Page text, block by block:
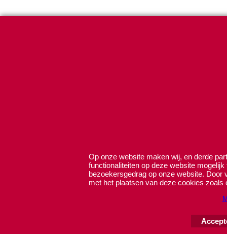
Op onze website maken wij, en derde
functionaliteiten op deze website
bezoekersgedrag op onze website.
met het plaatsen van deze cookies